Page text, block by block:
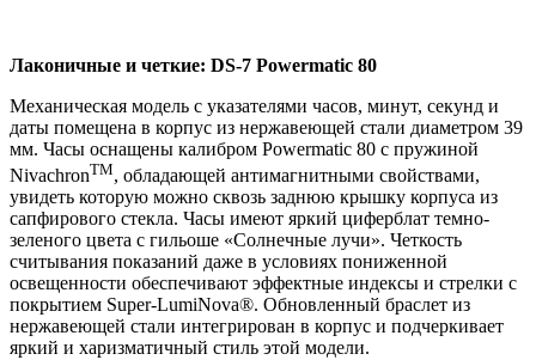
Лаконичные и четкие: DS-7 Powermatic 80
Механическая модель с указателями часов, минут, секунд и
даты помещена в корпус из нержавеющей стали диаметром 39
мм. Часы оснащены калибром Powermatic 80 с пружиной
NivachronTM, обладающей антимагнитными свойствами,
увидеть которую можно сквозь заднюю крышку корпуса из
сапфирового стекла. Часы имеют яркий циферблат темно-
зеленого цвета с гильоше «Солнечные лучи». Четкость
считывания показаний даже в условиях пониженной
освещенности обеспечивают эффектные индексы и стрелки с
покрытием Super-LumiNova®. Обновленный браслет из
нержавеющей стали интегрирован в корпус и подчеркивает
яркий и харизматичный стиль этой модели.